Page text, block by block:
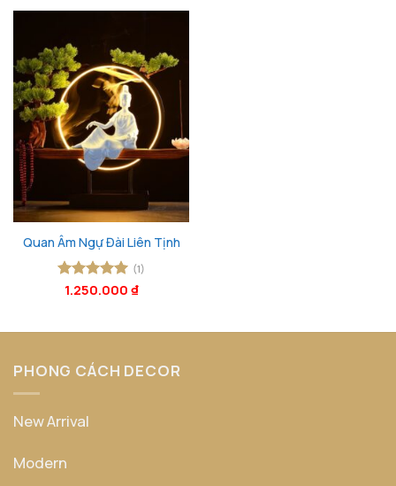
Quan Âm Ngự Đài Liên Tịnh
Được xếp
(1)
1.250.000 ₫
PHONG CÁCH DECOR
New Arrival
Modern